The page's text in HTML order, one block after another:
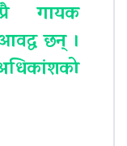
गायक
छन् ।